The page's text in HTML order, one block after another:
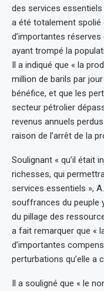
des services essentiels
a été totalement spolié
d’importantes
ayant trompé la
Il a indiqué que « la
million de barils par
bénéfice, et que les
secteur pétrolier
revenus annuels
raison de l’arrêt de la
Soulignant « qu’il était
richesses, qui
services essentiels »,
souffrances du peuple
du pillage des
a fait remarquer que «
d’importantes
perturbations qu’elle a
Il a souligné que « le